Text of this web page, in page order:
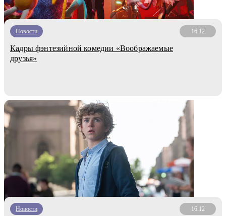
Новости 16.12
Кадры фэнтезийной комедии «Воображаемые
друзья»
Новости 16.12